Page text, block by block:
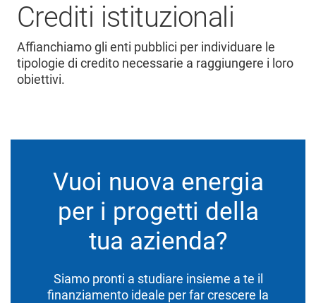
Crediti istituzionali
Affianchiamo gli enti pubblici per individuare le
tipologie di credito necessarie a raggiungere i loro
obiettivi.
Vuoi nuova energia
per i progetti della
tua azienda?
Siamo pronti a studiare insieme a te il
finanziamento ideale per far crescere la